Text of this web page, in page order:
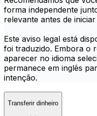
forma independente
relevante antes de
Este aviso legal está
foi traduzido. Embora o
aparecer no idioma
permanece em inglês
intenção.
Transferir dinheiro